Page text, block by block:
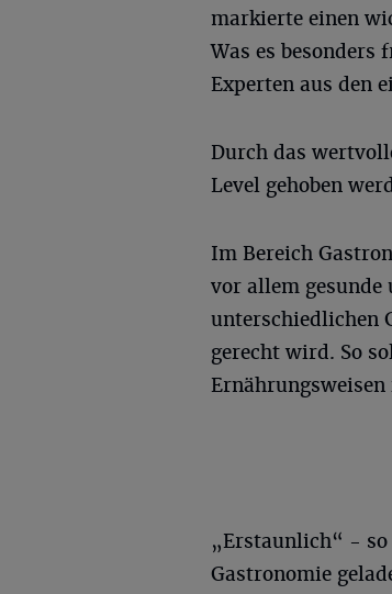
markierte einen
Was es
Experten aus den
Durch das
Level gehoben
Im Bereich
vor allem
unterschiedlichen
gerecht wird. So
Ernährungsweisen
„Erstaunlich“ - so
Gastronomie